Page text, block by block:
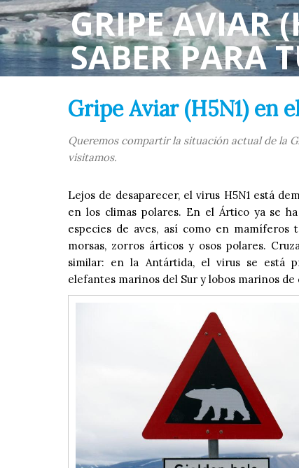
GRIPE AVIAR
SABER PARA
Gripe Aviar (H5N1) en
Queremos compartir la situación actual de la
visitamos.
Lejos de desaparecer, el virus H5N1 está
en los climas polares. En el Ártico ya se
especies de aves, así como en mamíferos
morsas, zorros árticos y osos polares.
similar: en la Antártida, el virus se está
elefantes marinos del Sur y lobos marinos de